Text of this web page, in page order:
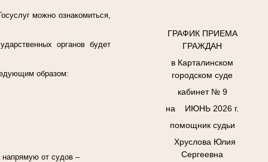
ГРАФИК ПРИЕМА
ГРАЖДАН
в Карталинском
городском суде
кабинет № 9
на ИЮНЬ 2026 г.
помощник судьи
Хруслова Юлия
Сергеевна
можно ознакомиться,
органов будет
образом:
напрямую от судов –